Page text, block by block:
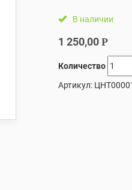
В наличии
1 250,00Р
Количество
Артикул: